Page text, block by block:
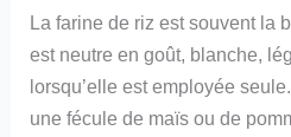
La farine de riz est souvent la
est neutre en goût, blanche,
lorsqu’elle est employée
une fécule de maïs ou de